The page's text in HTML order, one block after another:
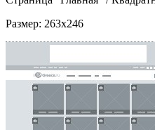
Размер: 263x246